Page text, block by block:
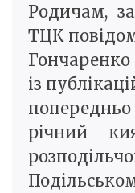
Родичам,
ТЦК
із
річний